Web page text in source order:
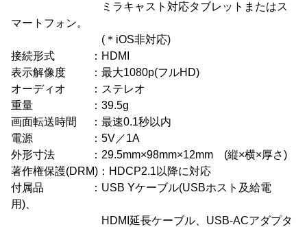
ミラキャスト対応タブレットまたはス
マートフォン。
(＊iOS非対応)
接続形式 ：HDMI
表示解像度 ：最大1080p(フルHD)
オーディオ ：ステレオ
重量 ：39.5g
画面転送時間 ：最速0.1秒以内
電源 ：5V／1A
外形寸法 ：29.5mm×98mm×12mm (縦×横×厚さ)
著作権保護(DRM)：HDCP2.1以降に対応
付属品 ：USB Yケーブル(USBホスト及給電
用)、
HDMI延長ケーブル、USB-ACアダプタ